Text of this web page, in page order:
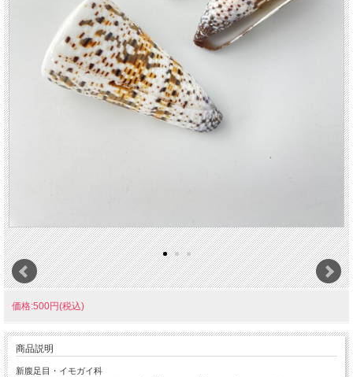
価格:500円(税込)
商品説明
新腹足目・イモガイ科